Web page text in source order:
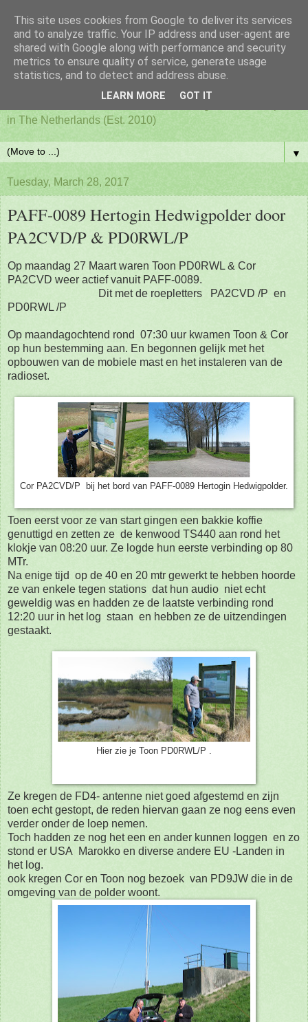
PAFF - Ham Radio & Flora
and Fauna Netherlands
in The Netherlands (Est. 2010)
▼
Tuesday, March 28, 2017
PAFF-0089 Hertogin Hedwigpolder door
PA2CVD/P & PD0RWL/P
Op maandag 27 Maart waren Toon PD0RWL & Cor
PA2CVD weer actief vanuit PAFF-0089.
Dit met de roepletters PA2CVD /P en
PD0RWL /P
Op maandagochtend rond 07:30 uur kwamen Toon & Cor
op hun bestemming aan. En begonnen gelijk met het
opbouwen van de mobiele mast en het instaleren van de
radioset.
Cor PA2CVD/P bij het bord van PAFF-0089 Hertogin Hedwigpolder.
Toen eerst voor ze van start gingen een bakkie koffie
genuttigd en zetten ze de kenwood TS440 aan rond het
klokje van 08:20 uur. Ze logde hun eerste verbinding op 80
MTr.
Na enige tijd op de 40 en 20 mtr gewerkt te hebben hoorde
ze van enkele tegen stations dat hun audio niet echt
geweldig was en hadden ze de laatste verbinding rond
12:20 uur in het log staan en hebben ze de uitzendingen
gestaakt.
Hier zie je Toon PD0RWL/P .
Ze kregen de FD4- antenne niet goed afgestemd en zijn
toen echt gestopt, de reden hiervan gaan ze nog eens even
verder onder de loep nemen.
Toch hadden ze nog het een en ander kunnen loggen en zo
stond er USA Marokko en diverse andere EU -Landen in
het log.
ook kregen Cor en Toon nog bezoek van PD9JW die in de
omgeving van de polder woont.
This site uses cookies from Google to deliver its services
and to analyze traffic. Your IP address and user-agent are
shared with Google along with performance and security
metrics to ensure quality of service, generate usage
statistics, and to detect and address abuse.
LEARN MORE GOT IT